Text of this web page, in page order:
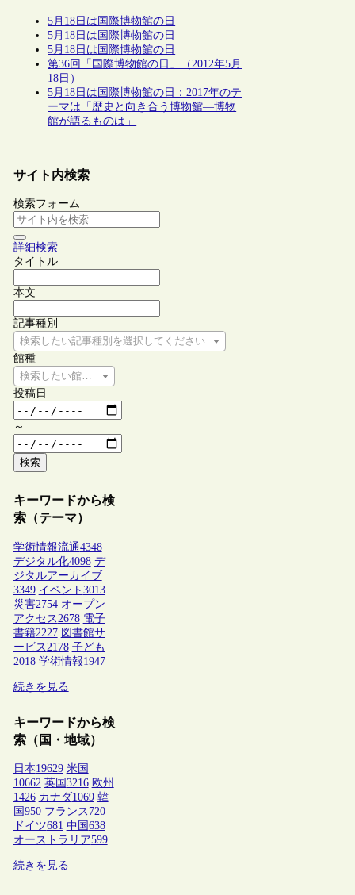
5月18日は国際博物館の日
5月18日は国際博物館の日
5月18日は国際博物館の日
第36回「国際博物館の日」（2012年5月
18日）
5月18日は国際博物館の日：2017年のテ
ーマは「歴史と向き合う博物館―博物
館が語るものは」
サイト内検索
検索フォーム
詳細検索
タイトル
本文
記事種別
検索したい記事種別を選択してください
館種
検索したい館種を選択してください
投稿日
～
検索
キーワードから検
索（テーマ）
学術情報流通4348
デジタル化4098 デ
ジタルアーカイブ
3349 イベント 3013
災害2754 オープン
アクセス 2678 電子
書籍2227 図書館サ
ービス 2178 子ども
2018 学術情報1947
続きを見る
キーワードから検
索（国・地域）
日本19629 米国
10662 英国 3216 欧州
1426 カナダ1069 韓
国 950 フランス 720
ドイツ681 中国 638
オーストラリア599
続きを見る